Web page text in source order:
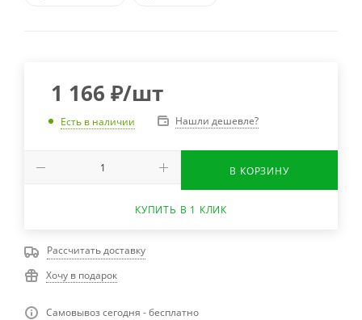
1 166 ₽/шт
Есть в наличии Нашли дешевле?
В КОРЗИНУ
КУПИТЬ В 1 КЛИК
Рассчитать доставку
Хочу в подарок
Самовывоз сегодня - бесплатно